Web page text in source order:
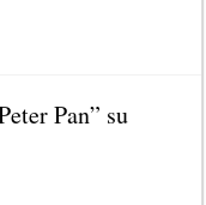
Pan” su